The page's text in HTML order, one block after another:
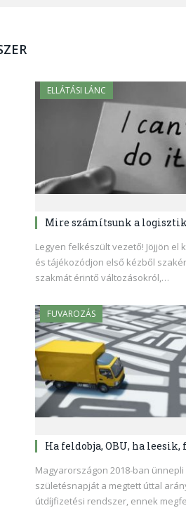
ELLÁTÁSI LÁNC
Mire számítsunk a
Legyen felkészült vezető! Jöjjön el
és tájékozódjon első kézből
szakmát érintő változásokról,…
FUVAROZÁS
Ha feldobja, OBU, ha
Magyarországon 2018-ban
születésnapját a megtett úttal
útdíjfizetési rendszer, ennek